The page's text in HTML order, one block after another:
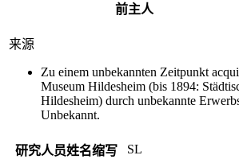
前主人
来源
Zu einem unbekannten Zeitpunkt
Museum Hildesheim (bis 1894:
Hildesheim) durch unbekannte
Unbekannt.
研究人员姓名缩写
SL